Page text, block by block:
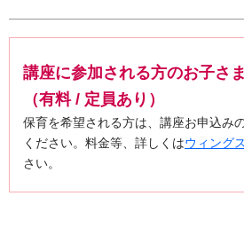
講座に参加される方のお子さ
（有料 / 定員あり）
保育を希望される方は、講座お申込み
ください。料金等、詳しくはウィング
さい。